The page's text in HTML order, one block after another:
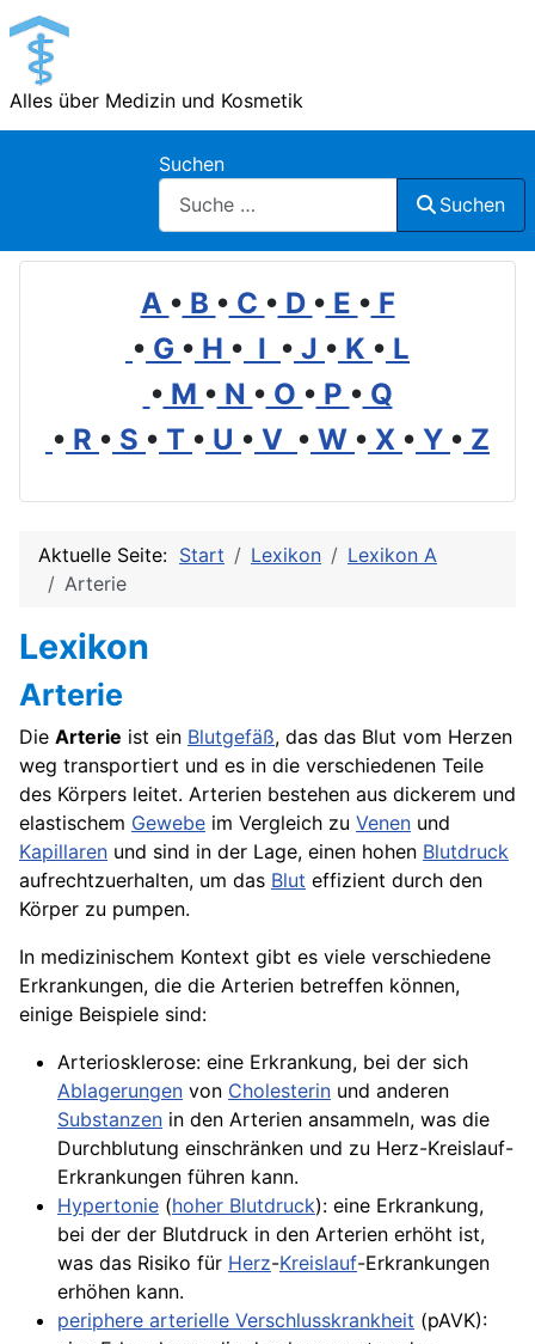
Alles über Medizin und Kosmetik
Suchen
Suchen
A • B • C • D • E • F
• G • H • I • J • K • L
• M • N • O • P • Q
• R • S • T • U • V • W • X • Y • Z
Aktuelle Seite: Start Lexikon
Lexikon A
Arterie
Lexikon
Arterie
Die Arterie ist ein Blutgefäß, das das Blut vom Herzen
weg transportiert und es in die verschiedenen Teile
des Körpers leitet. Arterien bestehen aus dickerem und
elastischem Gewebe im Vergleich zu Venen und
Kapillaren und sind in der Lage, einen hohen Blutdruck
aufrechtzuerhalten, um das Blut effizient durch den
Körper zu pumpen.
In medizinischem Kontext gibt es viele verschiedene
Erkrankungen, die die Arterien betreffen können,
einige Beispiele sind:
Arteriosklerose: eine Erkrankung, bei der sich
Ablagerungen von Cholesterin und anderen
Substanzen in den Arterien ansammeln, was die
Durchblutung einschränken und zu Herz-Kreislauf-
Erkrankungen führen kann.
Hypertonie (hoher Blutdruck): eine Erkrankung,
bei der der Blutdruck in den Arterien erhöht ist,
was das Risiko für Herz-Kreislauf-Erkrankungen
erhöhen kann.
periphere arterielle Verschlusskrankheit (pAVK):